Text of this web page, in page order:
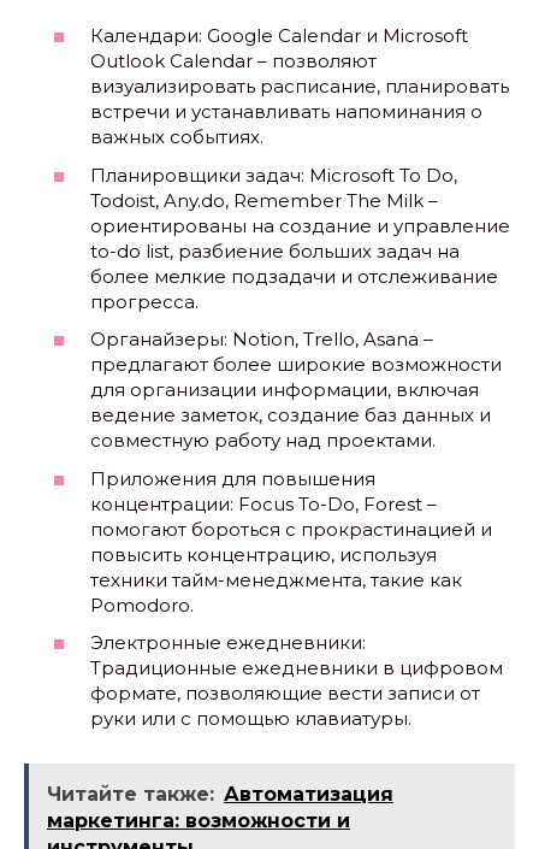
Календари: Google Calendar и Microsoft
Outlook Calendar – позволяют
визуализировать расписание, планировать
встречи и устанавливать напоминания о
важных событиях.
Планировщики задач: Microsoft To Do,
Todoist, Any.do, Remember The Milk –
ориентированы на создание и управление
to-do list, разбиение больших задач на
более мелкие подзадачи и отслеживание
прогресса.
Органайзеры: Notion, Trello, Asana –
предлагают более широкие возможности
для организации информации, включая
ведение заметок, создание баз данных и
совместную работу над проектами.
Приложения для повышения
концентрации: Focus To-Do, Forest –
помогают бороться с прокрастинацией и
повысить концентрацию, используя
техники тайм-менеджмента, такие как
Pomodoro.
Электронные ежедневники:
Традиционные ежедневники в цифровом
формате, позволяющие вести записи от
руки или с помощью клавиатуры.
Читайте также: Автоматизация
маркетинга: возможности и